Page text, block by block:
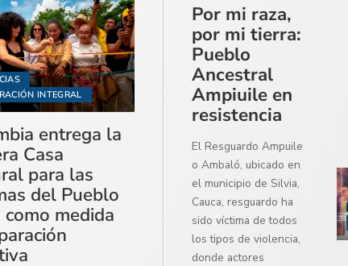
INTEGRAL
entrega la
Casa
para las
del Pueblo
como medida
Por mi raza,
por mi tierra:
Pueblo
Ancestral
Ampiuile en
resistencia
El Resguardo Ampuile
o Ambaló, ubicado en
el municipio de Silvia,
Cauca, resguardo ha
sido víctima de todos
los tipos de violencia,
donde actores